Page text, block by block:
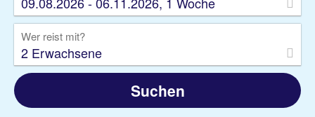
Wer reist mit?
2 Erwachsene
Suchen